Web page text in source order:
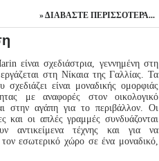
ΔΙΑΒΆΣΤΕ ΠΕΡΙΣΣΌΤΕΡΑ...
είναι σχεδιάστρια, γεννημένη στη
στη Νίκαια της Γαλλίας. Τα
σχεδιάζει είναι μοναδικής ομορφιάς
με αναφορές στον οικολογικό
στην αγάπη για το περιβάλλον. Οι
και οι απλές γραμμές συνδυάζονται
αντικείμενα τέχνης και για να
εσωτερικό χώρο σε ένα μοναδικό,